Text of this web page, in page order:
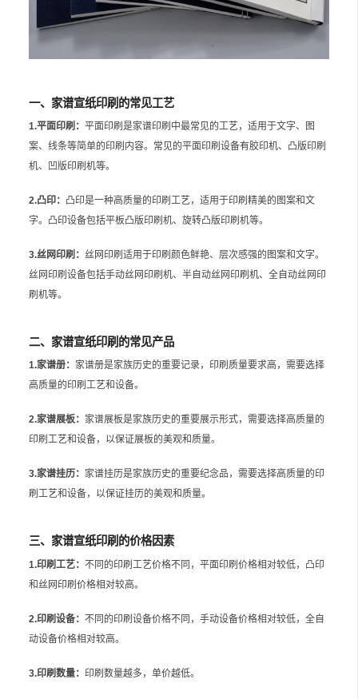
一、家谱宣纸印刷的常见工艺
1.平面印刷： 平面印刷是家谱印刷中最常见的工艺，适用于文字、图
案、线条等简单的印刷内容。常见的平面印刷设备有胶印机、凸版印刷
机、凹版印刷机等。
2.凸印： 凸印是一种高质量的印刷工艺，适用于印刷精美的图案和文
字。凸印设备包括平板凸版印刷机、旋转凸版印刷机等。
3.丝网印刷： 丝网印刷适用于印刷颜色鲜艳、层次感强的图案和文字。
丝网印刷设备包括手动丝网印刷机、半自动丝网印刷机、全自动丝网印
刷机等。
二、家谱宣纸印刷的常见产品
1.家谱册： 家谱册是家族历史的重要记录，印刷质量要求高，需要选择
高质量的印刷工艺和设备。
2.家谱展板： 家谱展板是家族历史的重要展示形式，需要选择高质量的
印刷工艺和设备，以保证展板的美观和质量。
3.家谱挂历： 家谱挂历是家族历史的重要纪念品，需要选择高质量的印
刷工艺和设备，以保证挂历的美观和质量。
三、家谱宣纸印刷的价格因素
1.印刷工艺： 不同的印刷工艺价格不同，平面印刷价格相对较低，凸印
和丝网印刷价格相对较高。
2.印刷设备： 不同的印刷设备价格不同，手动设备价格相对较低，全自
动设备价格相对较高。
3.印刷数量： 印刷数量越多，单价越低。